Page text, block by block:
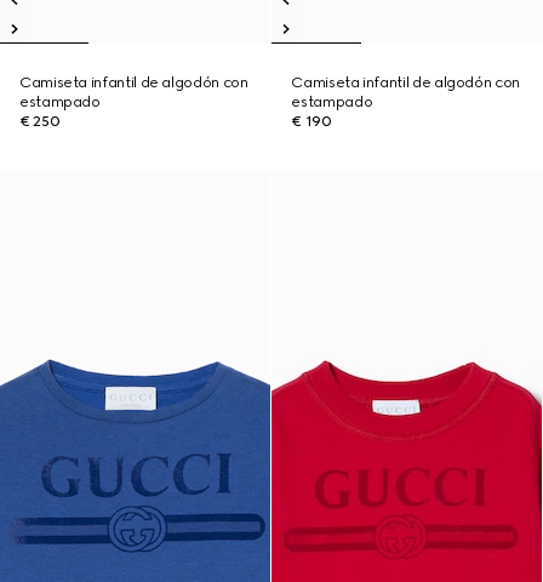
Camiseta infantil de algodón con
estampado
€ 250
Camiseta infantil de algodón con
estampado
€ 190